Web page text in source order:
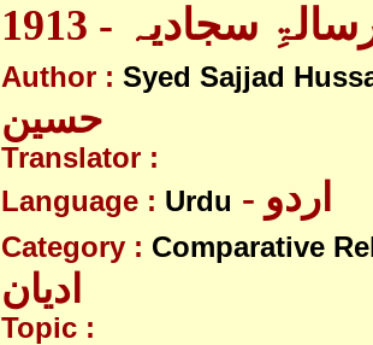
سجادیہ - 1913
Author : Syed Sajjad
حسین
Translator :
Language : Urdu - اردو
Category : Comparative
ادیان
Topic :